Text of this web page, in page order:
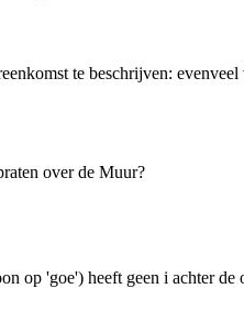
te beschrijven:
over de Muur?
op 'goe') heeft geen i achter de